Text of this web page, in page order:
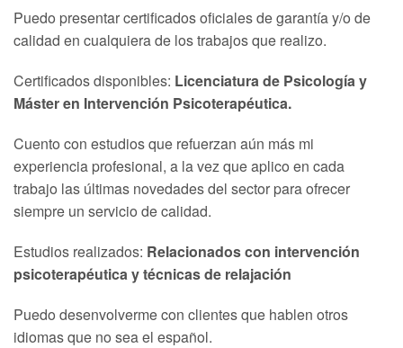
Puedo presentar certificados oficiales de garantía y/o de
calidad en cualquiera de los trabajos que realizo.
Certificados disponibles: Licenciatura de Psicología y
Máster en Intervención Psicoterapéutica.
Cuento con estudios que refuerzan aún más mi
experiencia profesional, a la vez que aplico en cada
trabajo las últimas novedades del sector para ofrecer
siempre un servicio de calidad.
Estudios realizados: Relacionados con intervención
psicoterapéutica y técnicas de relajación
Puedo desenvolverme con clientes que hablen otros
idiomas que no sea el español.